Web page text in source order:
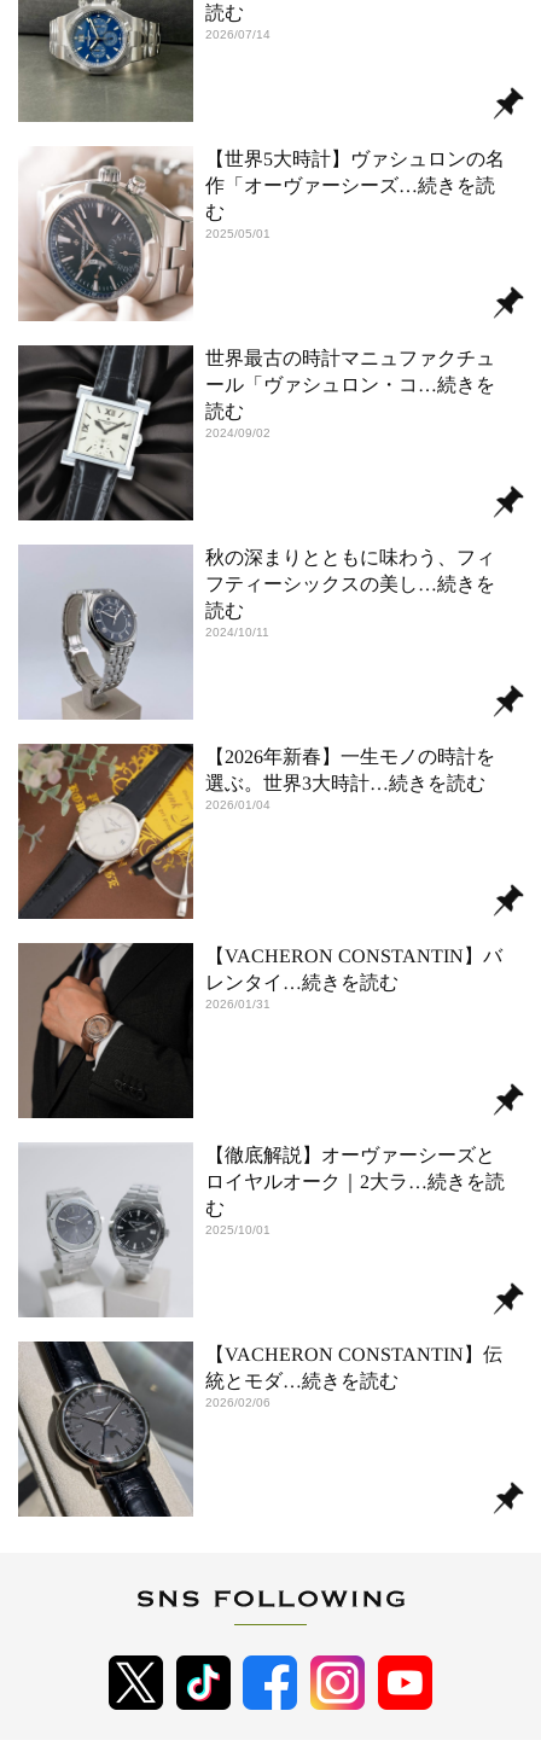
読む
2026/07/14
【世界5大時計】ヴァシュロンの名
作「オーヴァーシーズ…続きを読
む
2025/05/01
世界最古の時計マニュファクチュ
ール「ヴァシュロン・コ …続きを
読む
2024/09/02
秋の深まりとともに味わう、フィ
フティーシックスの美し …続きを
読む
2024/10/11
【2026年新春】一生モノの時計を
選ぶ。世界3大時計…続きを読む
2026/01/04
【VACHERON CONSTANTIN】バ
レンタイ …続きを読む
2026/01/31
【徹底解説】オーヴァーシーズと
ロイヤルオーク｜2大ラ …続きを読
む
2025/10/01
【VACHERON CONSTANTIN】伝
統とモダ…続きを読む
2026/02/06